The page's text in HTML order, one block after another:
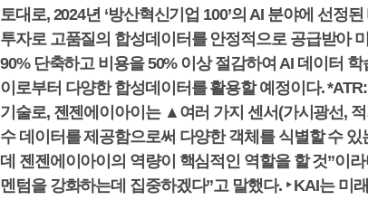
토대로, 2024년 ‘방산혁신기업 100’의 AI 분야에 선정
투자로 고품질의 합성데이터를 안정적으로 공급받아
90% 단축하고 비용을 50% 이상 절감하여 AI 데이터
이로부터 다양한 합성데이터를 활용할 예정이다.
기술로, 젠젠에이아이는 ▲여러 가지 센서(가시광선,
수 데이터를 제공함으로써 다양한 객체를 식별할 수
데 젠젠에이아이의 역량이 핵심적인 역할을 할 것”이
멘텀을 강화하는데 집중하겠다”고 말했다. ‣ KAI는 미